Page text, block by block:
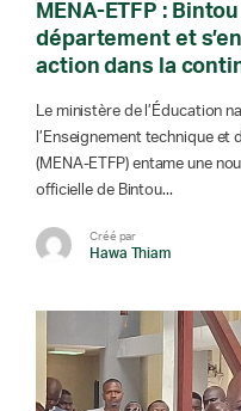
MENA-ETFP :
département et
action dans la
Le ministère de l’Éducation
l’Enseignement technique
(MENA-ETFP) entame une
officielle de Bintou...
Créé par
Hawa Thiam